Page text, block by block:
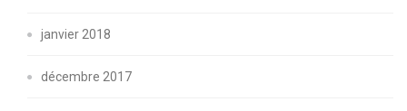
janvier 2018
décembre 2017